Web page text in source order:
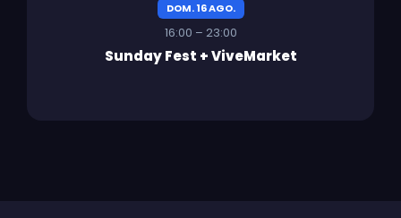
DOM. 16 AGO.
16:00 – 23:00
Sunday Fest + ViveMarket